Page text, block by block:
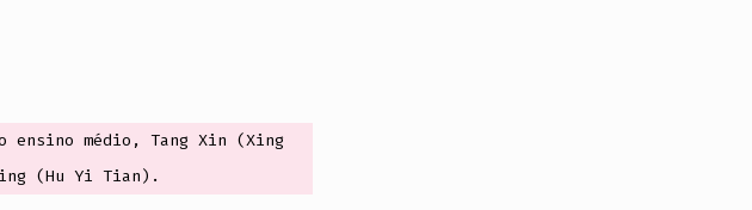
ensino médio, Tang Xin (Xing
(Hu Yi Tian).